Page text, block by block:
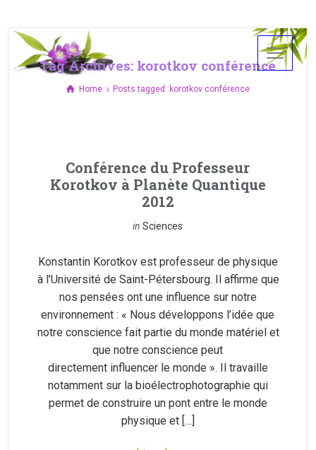
Tag Archives: korotkov conférence
Home Posts tagged: korotkov conférence
Conférence du Professeur
Korotkov à Planète Quantique
2012
inSciences
Konstantin Korotkov est professeur de physique
à l’Université de Saint-Pétersbourg. Il affirme que
nos pensées ont une influence sur notre
environnement : « Nous développons l’idée que
notre conscience fait partie du monde matériel et
que notre conscience peut
directement influencer le monde ». Il travaille
notamment sur la bioélectrophotographie qui
permet de construire un pont entre le monde
physique et […]